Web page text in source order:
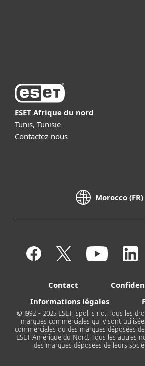
ESET Afrique du nord
Tunis, Tunisie
Contactez-nous
Morocco (FR)
Contact
Informations légales
© 1992 - 2025 ESET, spol. s r.o. Tous les
marques commerciales qui y sont
commerciales ou des marques déposées
ESET Amérique du Nord. Tous les autres
des marques déposées de leurs